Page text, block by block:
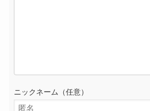
ニックネーム（任意）